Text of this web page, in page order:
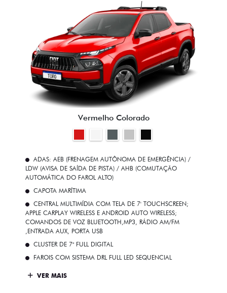
Vermelho Colorado
ADAS: AEB (FRENAGEM AUTÔNOMA DE EMERGÊNCIA) /
LDW (AVISA DE SAÍDA DE PISTA) / AHB (COMUTAÇÃO
AUTOMÁTICA DO FAROL ALTO)
CAPOTA MARÍTIMA
CENTRAL MULTIMÍDIA COM TELA DE 7' TOUCHSCREEN;
APPLE CARPLAY WIRELESS E ANDROID AUTO WIRELESS;
COMANDOS DE VOZ BLUETOOTH,MP3, RÁDIO AM/FM
,ENTRADA AUX, PORTA USB
CLUSTER DE 7" FULL DIGITAL
FAROIS COM SISTEMA DRL FULL LED SEQUENCIAL
VER MAIS